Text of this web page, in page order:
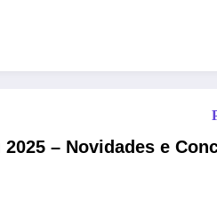
– Novidades e